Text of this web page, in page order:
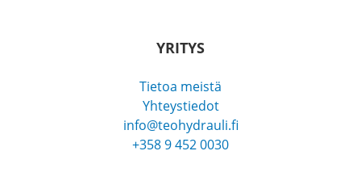
YRITYS
Tietoa meistä
Yhteystiedot
info@teohydrauli.fi
+358 9 452 0030